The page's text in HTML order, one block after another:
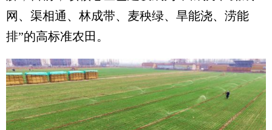
网、渠相通、林成带、麦秧绿、旱能浇、涝能
排”的高标准农田。